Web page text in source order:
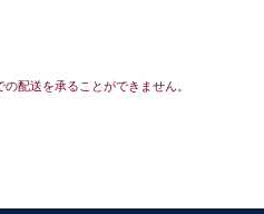
配送を承ることができません。